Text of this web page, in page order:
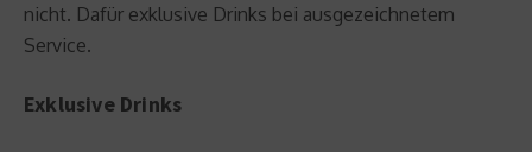
nicht. Dafür exklusive Drinks bei ausgezeichnetem
Service.
Exklusive Drinks